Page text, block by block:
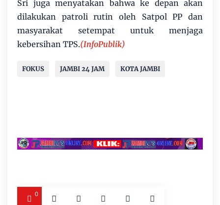
Sri juga menyatakan bahwa ke depan akan
dilakukan patroli rutin oleh Satpol PP dan
masyarakat setempat untuk menjaga
kebersihan TPS.(InfoPublik)
FOKUS JAMBI 24 JAM KOTA JAMBI
0